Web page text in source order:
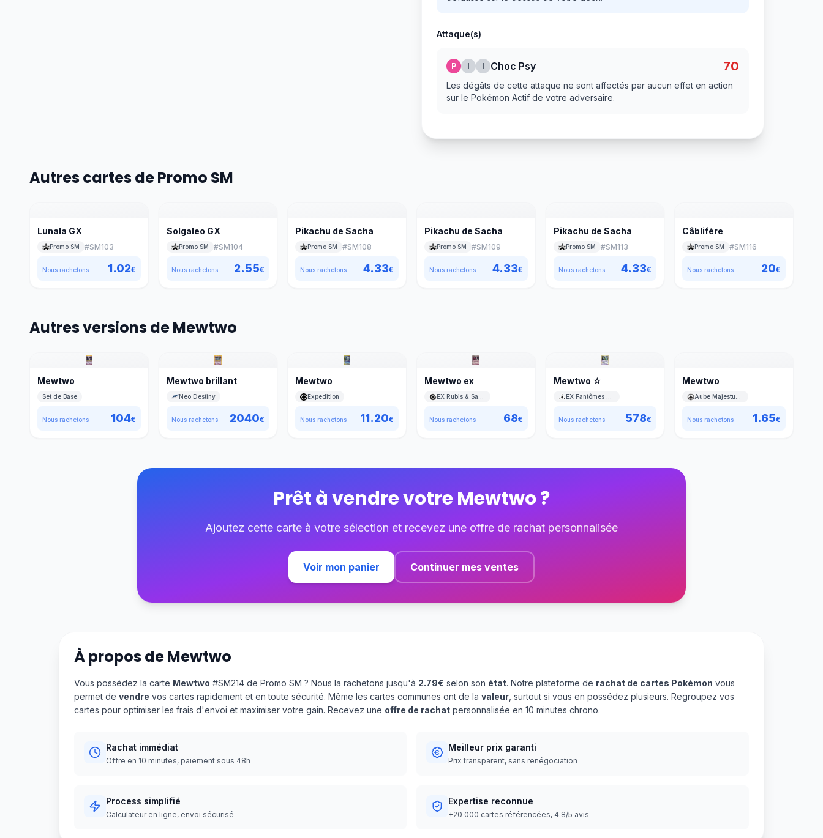
Attaque(s)
P I I Choc Psy 70
Les dégâts de cette attaque ne sont affectés par aucun effet en action
sur le Pokémon Actif de votre adversaire.
Autres cartes de Promo SM
Lunala GX
Promo SM #SM103
Nous rachetons 1.02€
Solgaleo GX
Promo SM #SM104
Nous rachetons 2.55€
Pikachu de Sacha
Promo SM #SM108
Nous rachetons 4.33€
Pikachu de Sacha
Promo SM #SM109
Nous rachetons 4.33€
Pikachu de Sacha
Promo SM #SM113
Nous rachetons 4.33€
Câblifère
Promo SM #SM116
Nous rachetons 20€
Autres versions de Mewtwo
Mewtwo
Set de Base
Nous rachetons 104€
Mewtwo brillant
Neo Destiny
Nous rachetons 2040€
Mewtwo
Expedition
Nous rachetons 11.20€
Mewtwo ex
Nous rachetons 68€
Mewtwo ☆
Nous rachetons 578€
Mewtwo
Nous rachetons 1.65€
Prêt à vendre votreMewtwo?
Ajoutez cette carte à votre sélection et recevez une offre de rachat personnalisée
Voir mon panier Continuer mes ventes
À propos deMewtwo
Vous possédez la carte Mewtwo #SM214 de Promo SM ? Nous la rachetons jusqu'à 2.79€ selon son état. Notre plateforme de rachat de cartes Pokémon vous
permet de vendre vos cartes rapidement et en toute sécurité. Même les cartes communes ont de la valeur , surtout si vous en possédez plusieurs. Regroupez vos
cartes pour optimiser les frais d'envoi et maximiser votre gain. Recevez une offre de rachat personnalisée en 10 minutes chrono.
Rachat immédiat
Offre en 10 minutes, paiement sous 48h
Meilleur prix garanti
Prix transparent, sans renégociation
Process simplifié
Calculateur en ligne, envoi sécurisé
Expertise reconnue
+20 000 cartes référencées, 4.8/5 avis